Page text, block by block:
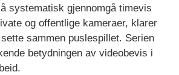
systematisk gjennomgå timevis
og offentlige kameraer, klarer
sammen puslespillet. Serien
betydningen av videobevis i